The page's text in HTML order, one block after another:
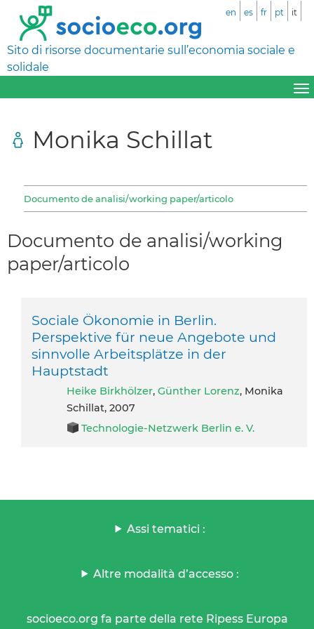
Sito di risorse documentarie sull’economia sociale e
solidale
en es fr pt it
Monika Schillat
Documento de analisi/working paper/articolo
Documento de analisi/working
paper/articolo
Sociale Ökonomie in Berlin.
Perspektive für neue Angebote und
sinnvolle Arbeitsplätze in der
Hauptstadt
Heike Birkhölzer, Günther Lorenz, Monika
Schillat, 2007
Technologie-Netzwerk Berlin e. V.
Assi tematici :
Altre modalità d’accesso :
socioeco.org fa parte della rete Ripess Europa